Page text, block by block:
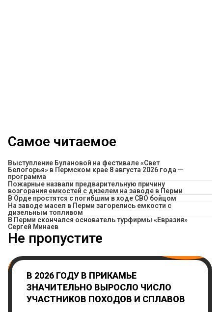
Самое читаемое
Выступление Булановой на фестивале «Свет
Белогорья» в Пермском крае 8 августа 2026 года —
программа
Пожарные назвали предварительную причину
возгорания емкостей с дизелем на заводе в Перми
В Орде простятся с погибшим в ходе СВО бойцом
На заводе масел в Перми загорелись емкости с
дизельным топливом
В Перми скончался основатель турфирмы «Евразия»
Сергей Минаев
Не пропустите
В 2026 ГОДУ В ПРИКАМЬЕ
ЗНАЧИТЕЛЬНО ВЫРОСЛО ЧИСЛО
УЧАСТНИКОВ ПОХОДОВ И СПЛАВОВ